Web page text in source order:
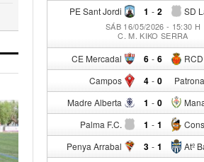
PE Sant Jordi 1 - SD
2
SÁB 16/05/2026 - 15:30 H
C. M. KIKO SERRA
CE Mercadal 6 - 6
Campos 4 - 0
Madre Alberta 1 - 0
Palma F.C. 1 - 1
Penya Arrabal 3 - Atº
1